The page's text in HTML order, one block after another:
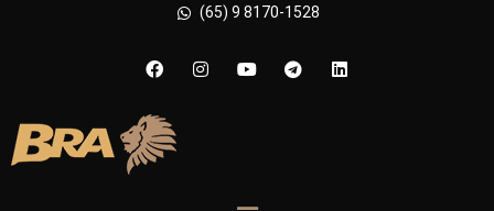
(65) 9 8170-1528